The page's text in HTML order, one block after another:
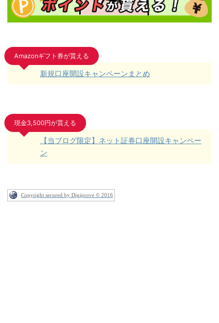
Amazonギフト券が貰える
新規口座開設キャンペーンまとめ
現金3,500円が貰える
【当ブログ限定】ネット証券口座開設キャンペー
ン
Copyright secured by Digiprove © 2016